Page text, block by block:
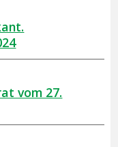
vom 27.